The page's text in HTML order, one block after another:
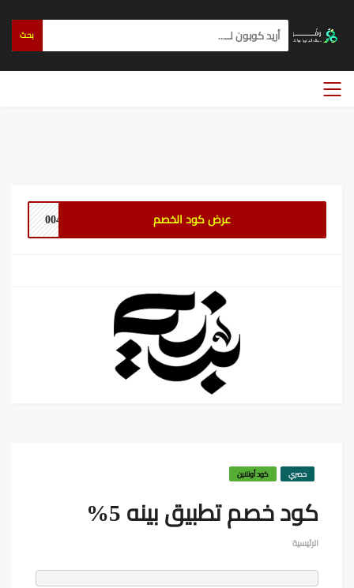
بحث
عرض كود الخصم
حصري كود أونلاين
كود خصم تطبيق بينه 5%
الرئيسية